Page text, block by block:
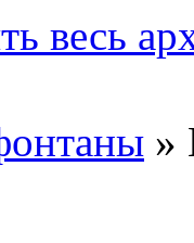
весь
»